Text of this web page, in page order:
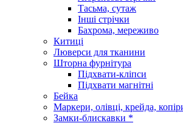
Тасьма, сутаж
Інші стрічки
Бахрома, мереживо
Китиці
Люверси для тканини
Шторна фурнітура
Підхвати-кліпси
Підхвати магнітні
Бейка
Маркери, олівці, крейда,
Замки-блискавки *